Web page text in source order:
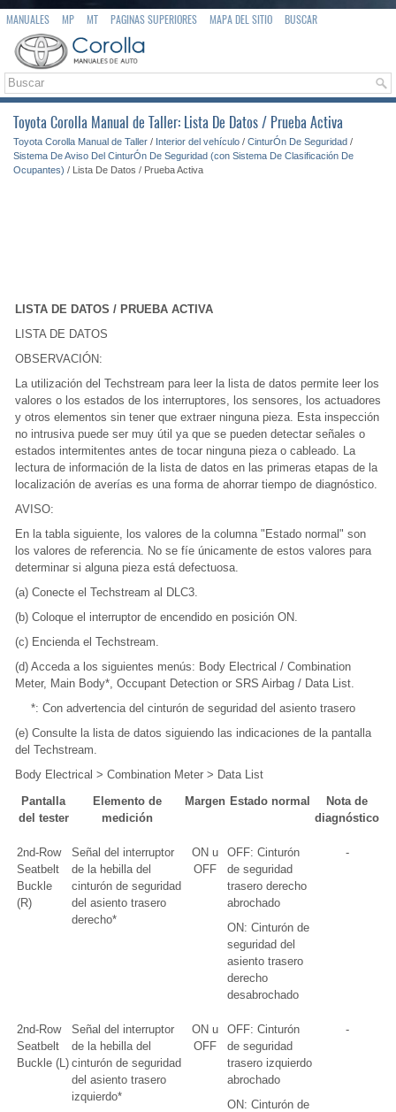
MANUALES MP MT PAGINAS SUPERIORES MAPA DEL SITIO BUSCAR
Toyota Corolla Manual de Taller: Lista De Datos / Prueba Activa
Toyota Corolla Manual de Taller / Interior del vehículo / CinturÓn De Seguridad /
Sistema De Aviso Del CinturÓn De Seguridad (con Sistema De Clasificación De
Ocupantes) / Lista De Datos / Prueba Activa
LISTA DE DATOS / PRUEBA ACTIVA
LISTA DE DATOS
OBSERVACIÓN:
La utilización del Techstream para leer la lista de datos permite leer los
valores o los estados de los interruptores, los sensores, los actuadores
y otros elementos sin tener que extraer ninguna pieza. Esta inspección
no intrusiva puede ser muy útil ya que se pueden detectar señales o
estados intermitentes antes de tocar ninguna pieza o cableado. La
lectura de información de la lista de datos en las primeras etapas de la
localización de averías es una forma de ahorrar tiempo de diagnóstico.
AVISO:
En la tabla siguiente, los valores de la columna "Estado normal" son
los valores de referencia. No se fíe únicamente de estos valores para
determinar si alguna pieza está defectuosa.
(a) Conecte el Techstream al DLC3.
(b) Coloque el interruptor de encendido en posición ON.
(c) Encienda el Techstream.
(d) Acceda a los siguientes menús: Body Electrical / Combination
Meter, Main Body*, Occupant Detection or SRS Airbag / Data List.
*: Con advertencia del cinturón de seguridad del asiento trasero
(e) Consulte la lista de datos siguiendo las indicaciones de la pantalla
del Techstream.
Body Electrical > Combination Meter > Data List
Pantalla
del tester
Elemento de
medición
Margen Estado normal
Nota de
diagnóstico
2nd-Row
Seatbelt
Buckle
(R)
Señal del interruptor
de la hebilla del
cinturón de seguridad
del asiento trasero
derecho*
ON u
OFF
OFF: Cinturón
de seguridad
trasero derecho
abrochado
ON: Cinturón de
seguridad del
asiento trasero
derecho
desabrochado
-
2nd-Row
Seatbelt
Buckle (L)
Señal del interruptor
de la hebilla del
cinturón de seguridad
del asiento trasero
izquierdo*
ON u
OFF
OFF: Cinturón
de seguridad
trasero izquierdo
abrochado
ON: Cinturón de
-